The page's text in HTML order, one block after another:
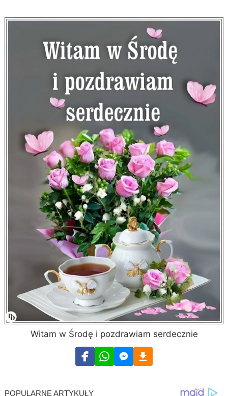
Witam w Środę i pozdrawiam serdecznie